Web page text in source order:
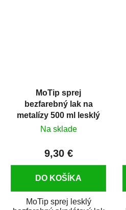
MoTip sprej
bezfarebný lak na
metalízy 500 ml lesklý
Na sklade
9,30 €
DO KOŠÍKA
MoTip sprej lesklý